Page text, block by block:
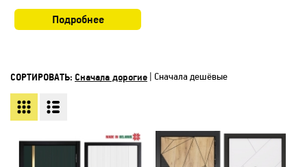
Подробнее
СОРТИРОВАТЬ: Сначала дорогие Сначала дешёвые